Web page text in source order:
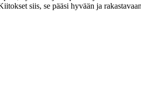
siis, se pääsi hyvään ja